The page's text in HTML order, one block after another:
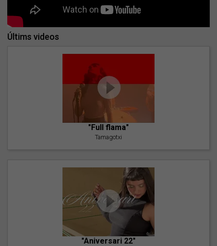
Últims videos
"Full flama"
Tamagotxi
"Aniversari 22"